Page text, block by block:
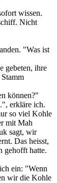
wissen.
Nicht
"Was ist
gebeten, ihre
können?"
erkläre ich.
so viel Kohle
mit Mah
sagt, wir
Das heisst,
gehofft hatte.
ein: "Wenn
wir die Kohle